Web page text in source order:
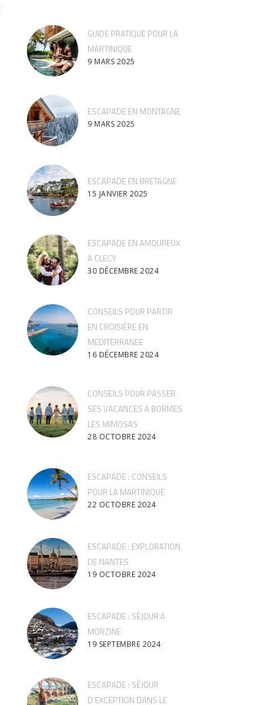
GUIDE PRATIQUE POUR LA
MARTINIQUE
9 MARS 2025
ESCAPADE EN MONTAGNE
9 MARS 2025
ESCAPADE EN BRETAGNE
15 JANVIER 2025
ESCAPADE EN AMOUREUX
A CLECY
30 DÉCEMBRE 2024
CONSEILS POUR PARTIR
EN CROISIÈRE EN
MEDITERRANEE
16 DÉCEMBRE 2024
CONSEILS POUR PASSER
SES VACANCES A BORMES
LES MIMOSAS
28 OCTOBRE 2024
ESCAPADE : CONSEILS
POUR LA MARTINIQUE
22 OCTOBRE 2024
ESCAPADE : EXPLORATION
DE NANTES
19 OCTOBRE 2024
ESCAPADE : SÉJOUR A
MORZINE
19 SEPTEMBRE 2024
ESCAPADE : SÉJOUR
D’EXCEPTION DANS LE